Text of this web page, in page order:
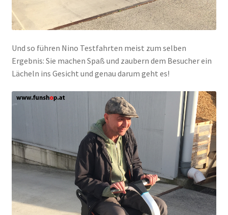
Und so führen Nino Testfahrten meist zum selben
Ergebnis: Sie machen Spaß und zaubern dem Besucher ein
Lächeln ins Gesicht und genau darum geht es!